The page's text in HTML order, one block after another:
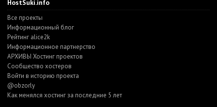
HostSuki.info
Все проекты
Информационный блог
Рейтинг alice2k
Информационное партнерство
АРХИВЫ Хостинг проектов
Cообщество хостеров
Войти в историю проекта
@obzorly
Как менялся хостинг за последние 5 лет